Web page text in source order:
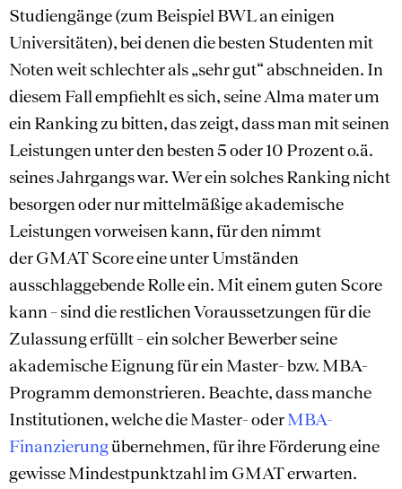
Studiengänge (zum Beispiel BWL an einigen
Universitäten), bei denen die besten Studenten mit
Noten weit schlechter als „sehr gut“ abschneiden. In
diesem Fall empfiehlt es sich, seine Alma mater um
ein Ranking zu bitten, das zeigt, dass man mit seinen
Leistungen unter den besten 5 oder 10 Prozent o.ä.
seines Jahrgangs war. Wer ein solches Ranking nicht
besorgen oder nur mittelmäßige akademische
Leistungen vorweisen kann, für den nimmt
der GMAT Score eine unter Umständen
ausschlaggebende Rolle ein. Mit einem guten Score
kann – sind die restlichen Voraussetzungen für die
Zulassung erfüllt – ein solcher Bewerber seine
akademische Eignung für ein Master- bzw. MBA-
Programm demonstrieren. Beachte, dass manche
Institutionen, welche die Master- oderMBA-
Finanzierungübernehmen, für ihre Förderung eine
gewisse Mindestpunktzahl im GMAT erwarten.